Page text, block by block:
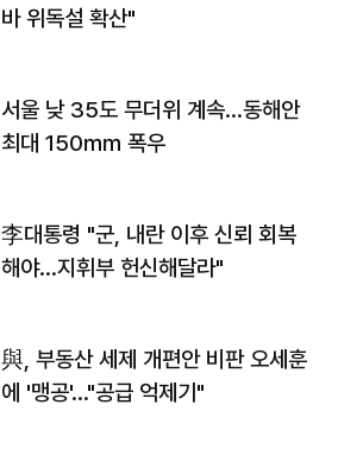
바 위독설 확산"
서울 낮 35도 무더위 계속…동해안
최대 150㎜ 폭우
李대통령 "군, 내란 이후 신뢰 회복
해야…지휘부 헌신해달라"
與, 부동산 세제 개편안 비판 오세훈
에 '맹공'…"공급 억제기"